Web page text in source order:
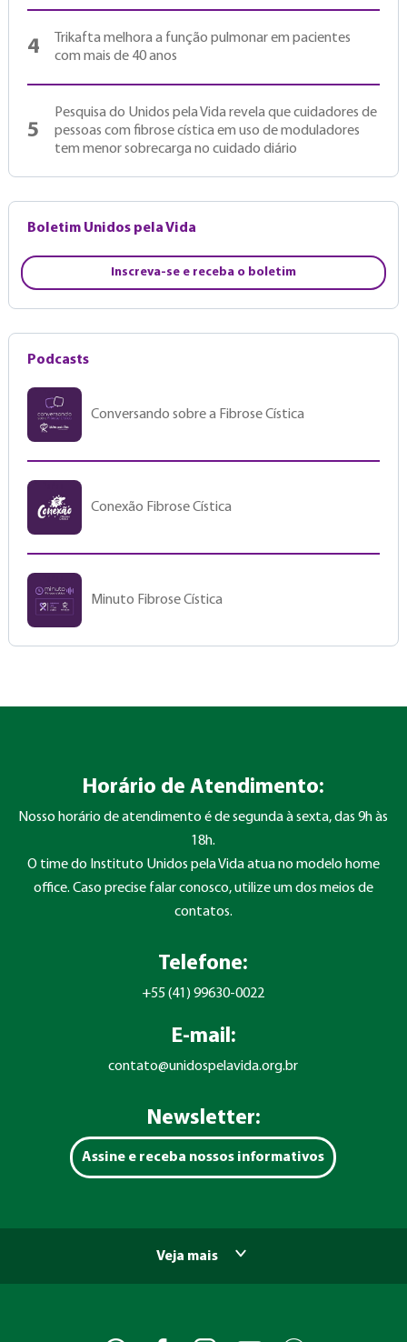
4
Trikafta melhora a função pulmonar em pacientes
com mais de 40 anos
5
Pesquisa do Unidos pela Vida revela que cuidadores de
pessoas com fibrose cística em uso de moduladores
tem menor sobrecarga no cuidado diário
Boletim Unidos pela Vida
Inscreva-se e receba o boletim
Podcasts
Conversando sobre a Fibrose Cística
Conexão Fibrose Cística
Minuto Fibrose Cística
Horário de Atendimento:
Nosso horário de atendimento é de segunda à sexta, das 9h às
18h.
O time do Instituto Unidos pela Vida atua no modelo home
office. Caso precise falar conosco, utilize um dos meios de
contatos.
Telefone:
+55 (41) 99630-0022
E-mail:
contato@unidospelavida.org.br
Newsletter:
Assine e receba nossos informativos
Veja mais